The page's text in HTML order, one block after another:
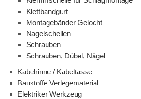
Klettbandgurt
Montagebänder Gelocht
Nagelschellen
Schrauben
Schrauben, Dübel, Nägel
Kabelrinne / Kabeltasse
Baustoffe Verlegematerial
Elektriker Werkzeug